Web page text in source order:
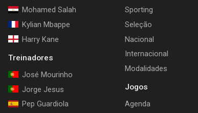
Mohamed Salah
Kylian Mbappe
Harry Kane
Treinadores
José Mourinho
Jorge Jesus
Pep Guardiola
Sporting
Seleção
Nacional
Internacional
Modalidades
Jogos
Agenda